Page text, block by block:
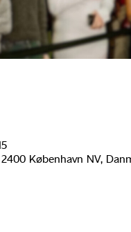
København NV,